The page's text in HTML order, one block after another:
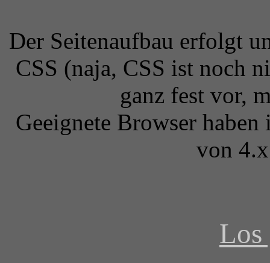
Der Seitenaufbau erfolgt
CSS (naja, CSS ist noch
ganz fest vor,
Geeignete Browser
von
Los